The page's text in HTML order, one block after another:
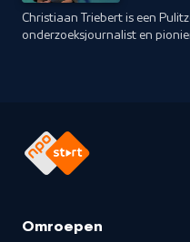
geworden en heeft hij Joe
in zowel de verkiezingen van
standpunten via zijn populaire
sinds hij het Witte Huis
uitkomst van Trump en welke
Amerika? Twan Huys sprak
Christiaan Triebert is een
onderzoeksjournalist en
beschikbare beelden en data,
gebeurde. Twan Huys sprak
York Times over zijn
Omroepen